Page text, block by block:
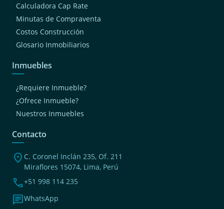
Calculadora Cap Rate
Minutas de Compraventa
Costos Construcción
Glosario Inmobiliarios
Inmuebles
¿Requiere Inmueble?
¿Ofrece Inmueble?
Nuestros Inmuebles
Contacto
location_on C. Coronel Inclán 235, Of. 211
Miraflores 15074, Lima, Perú
phone+51 998 114 235
chatWhatsApp